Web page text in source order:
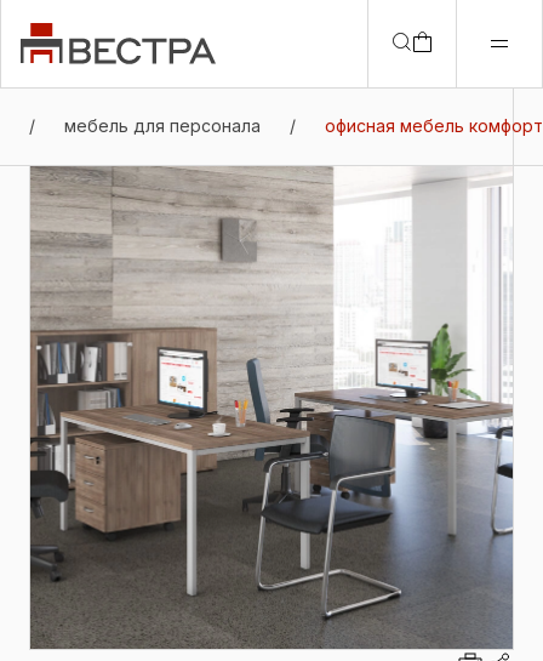
/ мебель для персонала / офисная мебель комфорт